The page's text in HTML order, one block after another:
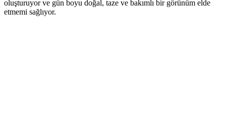
oluşturuyor ve gün boyu doğal, taze ve bakımlı bir görünüm elde
etmemi sağlıyor.